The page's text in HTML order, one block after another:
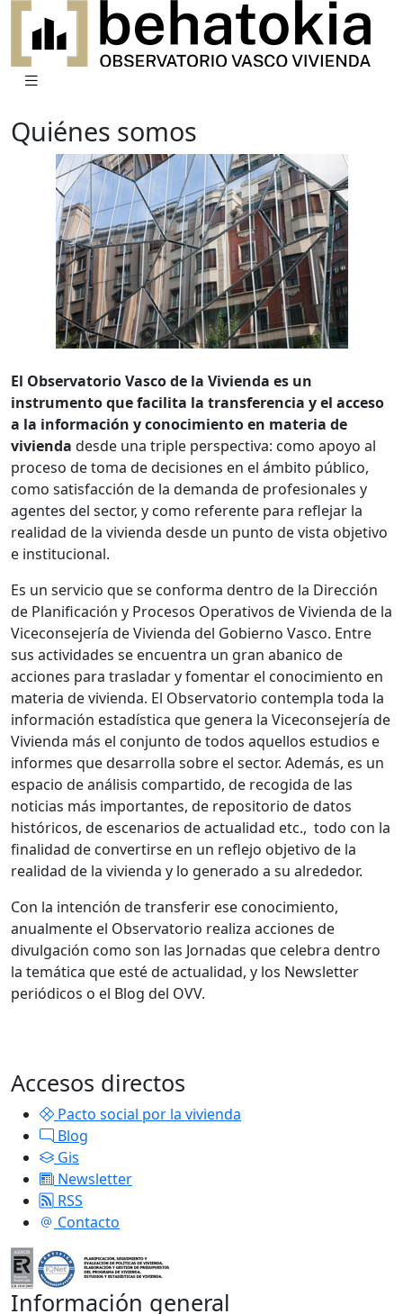
Quiénes somos
El Observatorio Vasco de la Vivienda es un
instrumento que facilita la transferencia y el acceso
a la información y conocimiento en materia de
vivienda desde una triple perspectiva: como apoyo al
proceso de toma de decisiones en el ámbito público,
como satisfacción de la demanda de profesionales y
agentes del sector, y como referente para reflejar la
realidad de la vivienda desde un punto de vista objetivo
e institucional.
Es un servicio que se conforma dentro de la Dirección
de Planificación y Procesos Operativos de Vivienda de la
Viceconsejería de Vivienda del Gobierno Vasco. Entre
sus actividades se encuentra un gran abanico de
acciones para trasladar y fomentar el conocimiento en
materia de vivienda. El Observatorio contempla toda la
información estadística que genera la Viceconsejería de
Vivienda más el conjunto de todos aquellos estudios e
informes que desarrolla sobre el sector. Además, es un
espacio de análisis compartido, de recogida de las
noticias más importantes, de repositorio de datos
históricos, de escenarios de actualidad etc., todo con la
finalidad de convertirse en un reflejo objetivo de la
realidad de la vivienda y lo generado a su alrededor.
Con la intención de transferir ese conocimiento,
anualmente el Observatorio realiza acciones de
divulgación como son las Jornadas que celebra dentro
la temática que esté de actualidad, y los Newsletter
periódicos o el Blog del OVV.
Accesos directos
Pacto social por la vivienda
Blog
Gis
Newsletter
RSS
Contacto
Información general